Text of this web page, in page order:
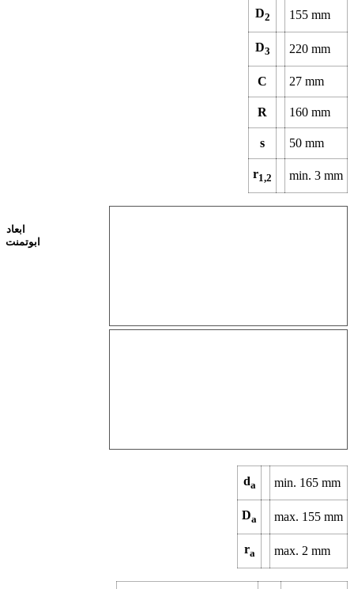
D2 155 mm
D3 220 mm
C 27 mm
R 160 mm
s 50 mm
r1,2 min. 3 mm
ابعاد
ابوتمنت
da min. 165 mm
Da max. 155 mm
ra max. 2 mm